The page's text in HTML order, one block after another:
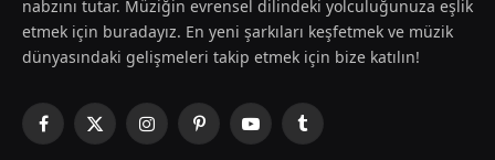
nabzını tutar. Müziğin evrensel dilindeki yolculuğunuza eşlik
etmek için buradayız. En yeni şarkıları keşfetmek ve müzik
dünyasındaki gelişmeleri takip etmek için bize katılın!
Facebook
X
InstagramPinterestYouTubeTumblr